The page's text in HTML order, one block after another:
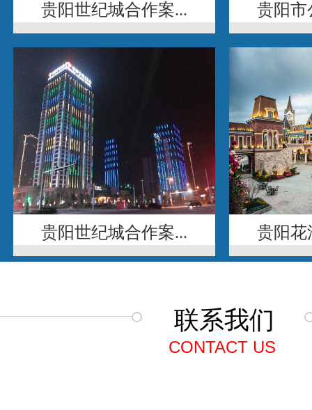
贵阳世纪城合作案... 贵阳市
贵阳世纪城合作案... 贵阳花
联系我们
CONTACT US